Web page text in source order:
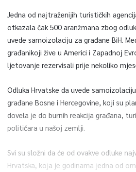
Jedna od najtraženijih turističkih
otkazala čak 500 aranžmana zbog
uvede samoizolaciju za građane BiH.
građanikoji žive u Americi i Zapadnoj
ljetovanje rezervisali prije nekoliko
Odluka Hrvatske da uvede
građane Bosne i Hercegovine, koji su
dovela je do burnih reakcija građana,
političara u našoj zemlji.
Svi su složni da će od ovakve odluke
Hrvatska, koja je godinama jedna od